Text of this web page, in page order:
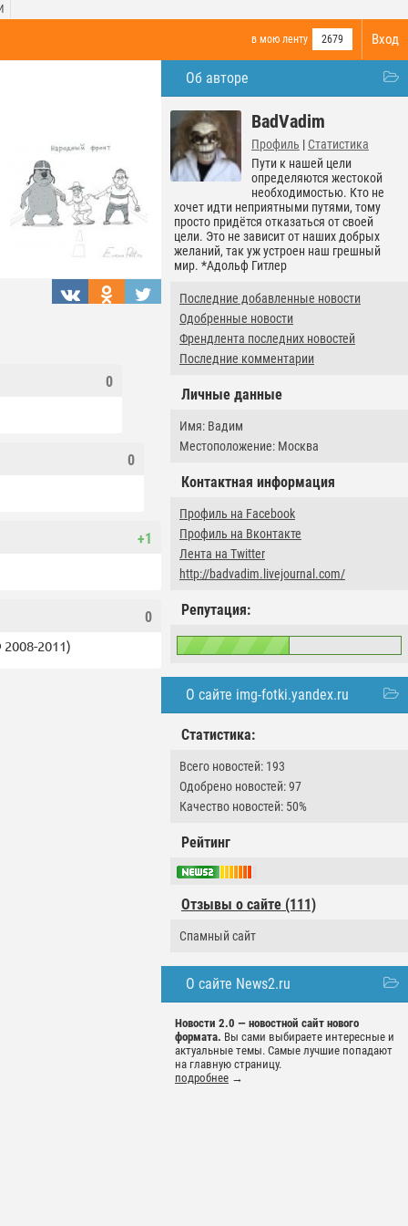
Вход
в мою ленту 2679
Об авторе
BadVadim
Профиль | Статистика
Пути к нашей цели
определяются жестокой
необходимостью. Кто не
хочет идти неприятными путями, тому
просто придётся отказаться от своей
цели. Это не зависит от наших добрых
желаний, так уж устроен наш грешный
мир. *Адольф Гитлер
Последние добавленные новости
Одобренные новости
Френдлента последних новостей
Последние комментарии
Личные данные
Имя: Вадим
Местоположение: Москва
Контактная информация
Профиль на Facebook
Профиль на Вконтакте
Лента на Twitter
http://badvadim.livejournal.com/
Репутация:
О сайте img-fotki.yandex.ru
Статистика:
Всего новостей: 193
Одобрено новостей: 97
Качество новостей: 50%
Рейтинг
Отзывы о сайте (111)
Спамный сайт
О сайте News2.ru
Новости 2.0 — новостной сайт нового
формата. Вы сами выбираете интересные и
актуальные темы. Самые лучшие попадают
на главную страницу.
подробнее →
0
0
+1
0
2011)